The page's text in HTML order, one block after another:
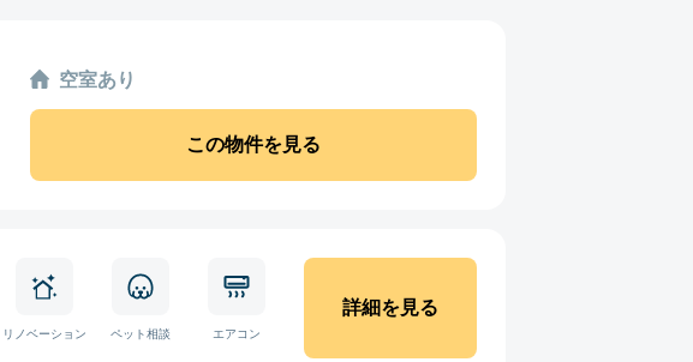
空室あり
この物件を見る
リノベーション ペット相談 エアコン
詳細を見る